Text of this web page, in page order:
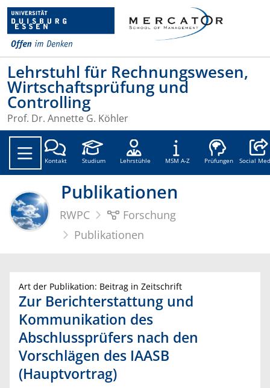
Lehrstuhl für Rechnungswesen,
Wirtschaftsprüfung und
Controlling
Prof. Dr. Annette G. Köhler
Kontakt Studium Lehrstühle MSM A-Z Prüfungen Social
Publikationen
RWPC
Forschung
Publikationen
Art der Publikation: Beitrag in Zeitschrift
Zur Berichterstattung und
Kommunikation des
Abschlussprüfers nach den
Vorschlägen des IAASB
(Hauptvortrag)